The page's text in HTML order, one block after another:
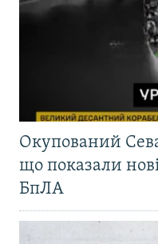
Окупований
що показали
БпЛА